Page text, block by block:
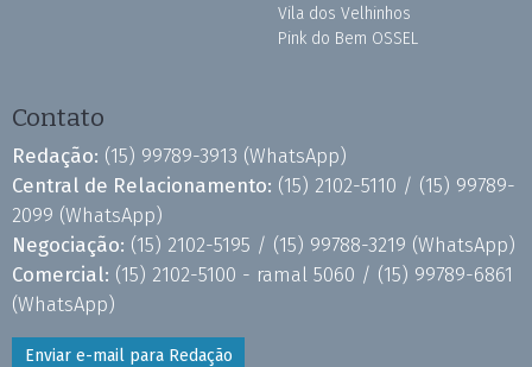
Vila dos Velhinhos
Pink do Bem OSSEL
Contato
Redação: (15) 99789-3913 (WhatsApp)
Central de Relacionamento: (15) 2102-5110 / (15) 99789-
2099 (WhatsApp)
Negociação: (15) 2102-5195 / (15) 99788-3219 (WhatsApp)
Comercial: (15) 2102-5100 - ramal 5060 / (15) 99789-6861
(WhatsApp)
Enviar e-mail para Redação